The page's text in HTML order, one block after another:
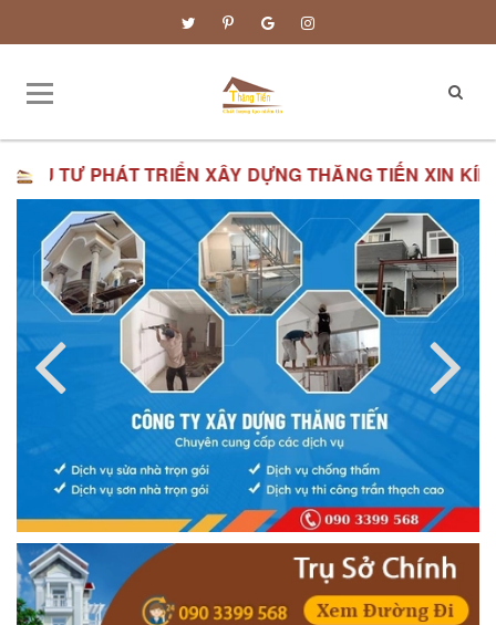
TRIỂN XÂY DỰNG THĂNG TIẾN XIN KÍNH CHÀO